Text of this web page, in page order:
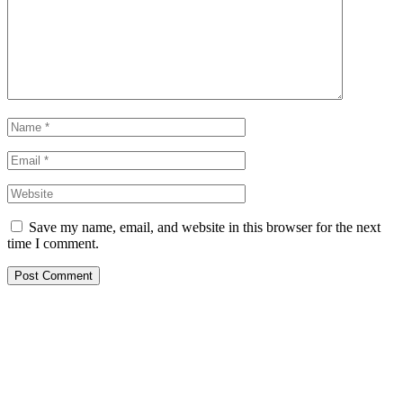
Save my name, email, and website in this browser for the next
time I comment.